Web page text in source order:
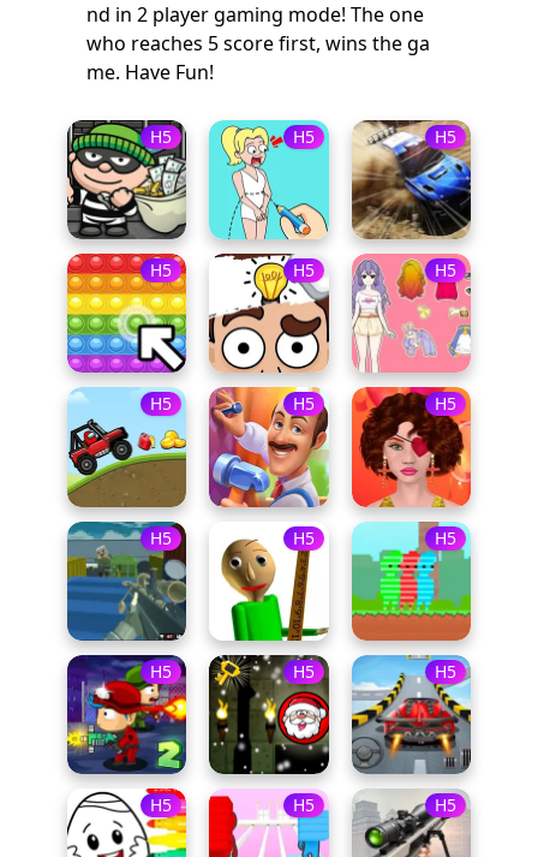
nd in 2 player gaming mode! The one
who reaches 5 score first, wins the ga
me. Have Fun!
H5 H5 H5
H5 H5 H5
H5 H5 H5
H5 H5 H5
H5 H5 H5
H5 H5 H5